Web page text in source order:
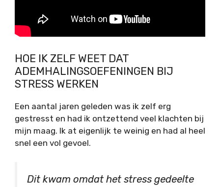
HOE IK ZELF WEET DAT
ADEMHALINGSOEFENINGEN BIJ
STRESS WERKEN
Een aantal jaren geleden was ik zelf erg
gestresst en had ik ontzettend veel klachten bij
mijn maag. Ik at eigenlijk te weinig en had al heel
snel een vol gevoel.
Dit kwam omdat het stress gedeelte